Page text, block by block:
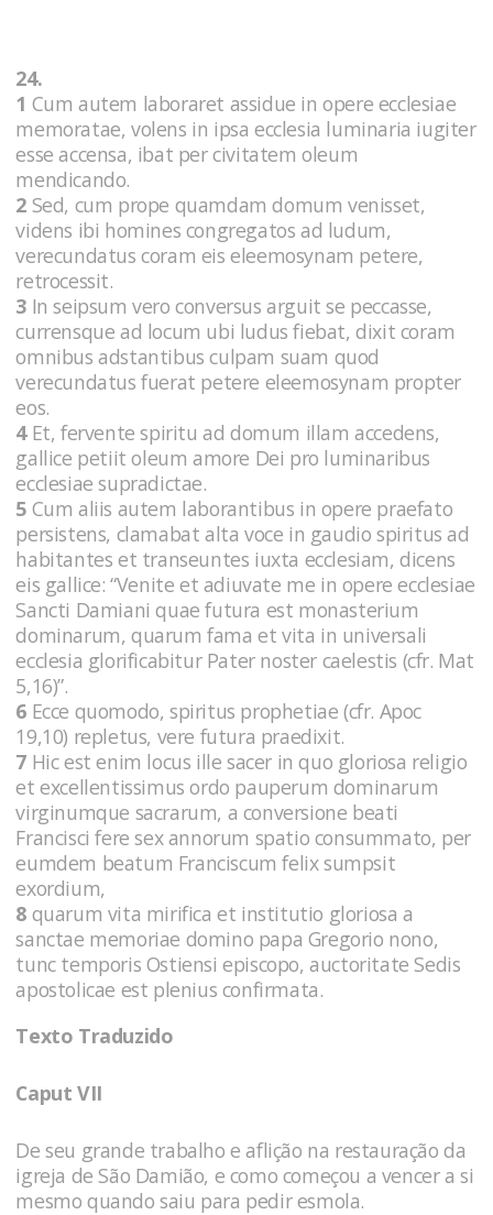
24.
1 Cum autem laboraret assidue in opere ecclesiae
memoratae, volens in ipsa ecclesia luminaria iugiter
esse accensa, ibat per civitatem oleum
mendicando.
2 Sed, cum prope quamdam domum venisset,
videns ibi homines congregatos ad ludum,
verecundatus coram eis eleemosynam petere,
retrocessit.
3 In seipsum vero conversus arguit se peccasse,
currensque ad locum ubi ludus fiebat, dixit coram
omnibus adstantibus culpam suam quod
verecundatus fuerat petere eleemosynam propter
eos.
4Et, fervente spiritu ad domum illam accedens,
gallice petiit oleum amore Dei pro luminaribus
ecclesiae supradictae.
5 Cum aliis autem laborantibus in opere praefato
persistens, clamabat alta voce in gaudio spiritus ad
habitantes et transeuntes iuxta ecclesiam, dicens
eis gallice: “Venite et adiuvate me in opere ecclesiae
Sancti Damiani quae futura est monasterium
dominarum, quarum fama et vita in universali
ecclesia glorificabitur Pater noster caelestis (cfr. Mat
5,16)”.
6 Ecce quomodo, spiritus prophetiae (cfr. Apoc
19,10) repletus, vere futura praedixit.
7 Hic est enim locus ille sacer in quo gloriosa religio
et excellentissimus ordo pauperum dominarum
virginumque sacrarum, a conversione beati
Francisci fere sex annorum spatio consummato, per
eumdem beatum Franciscum felix sumpsit
exordium,
8 quarum vita mirifica et institutio gloriosa a
sanctae memoriae domino papa Gregorio nono,
tunc temporis Ostiensi episcopo, auctoritate Sedis
apostolicae est plenius confirmata.
Texto Traduzido
Caput VII
De seu grande trabalho e aflição na restauração da
igreja de São Damião, e como começou a vencer a si
mesmo quando saiu para pedir esmola.